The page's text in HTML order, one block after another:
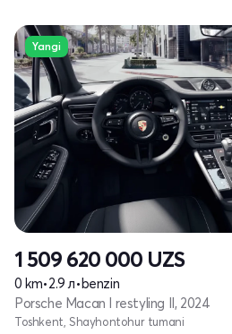
Yangi
1 509 620 000 UZS
0 km•2.9 л• benzin
Porsche Macan I restyling II, 2024
Toshkent, Shayhontohur tumani